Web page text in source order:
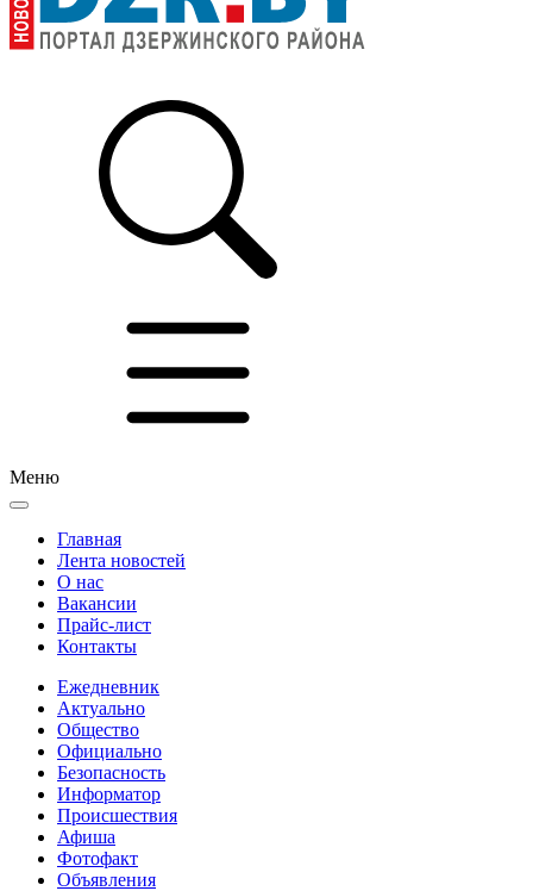
Меню
Главная
Лента новостей
О нас
Вакансии
Прайс-лист
Контакты
Ежедневник
Актуально
Общество
Официально
Безопасность
Информатор
Происшествия
Афиша
Фотофакт
Объявления